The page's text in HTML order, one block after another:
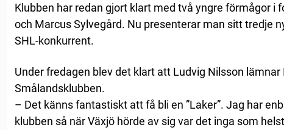
Klubben har redan gjort klart med två yngre förmågor i
och Marcus Sylvegård. Nu presenterar man sitt tredje
SHL-konkurrent.
Under fredagen blev det klart att Ludvig Nilsson lämnar
Smålandsklubben.
– Det känns fantastiskt att få bli en ”Laker”. Jag har
klubben så när Växjö hörde av sig var det inga som